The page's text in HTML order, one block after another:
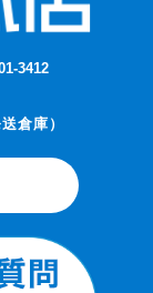
3412
倉庫）